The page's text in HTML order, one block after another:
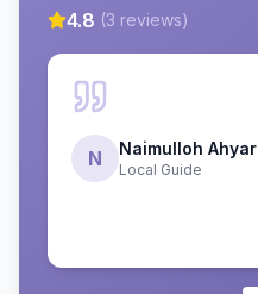
4.8 (3 reviews)
N Naimulloh Ahyar
Local Guide